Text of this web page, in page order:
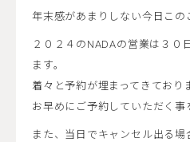
年末感があまりしない今日この
２０２４のNADAの営業は３０
ます。
着々と予約が埋まってきており
お早めにご予約していただく事
また、当日でキャンセル出る